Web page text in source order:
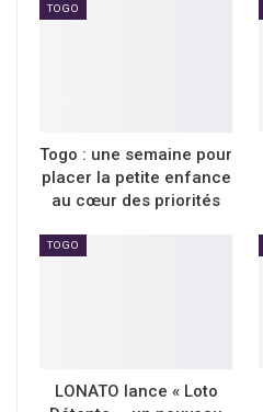
TOGO
Togo : une semaine pour
placer la petite enfance
au cœur des priorités
TOGO
LONATO lance « Loto